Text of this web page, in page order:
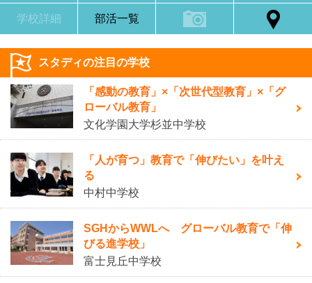
学校詳細 部活一覧
スタディの注目の学校
「感動の教育」×「次世代型教育」×「グ
ローバル教育」
文化学園大学杉並中学校
「人が育つ」教育で「伸びたい」を叶え
る
中村中学校
SGHからWWLへ グローバル教育で「伸
びる進学校」
富士見丘中学校